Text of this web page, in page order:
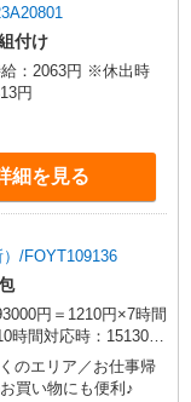
市、加須市、狭山
、美里町 【東京都】
神奈川県】横浜市
・鶴見区・都筑
市、平塚市 【福島
県】仙台市（若林
静岡県】浜松市南区、
知県】東海市、豊橋
【岐阜県】安八町
、豊前市、苅田町
付け
：2063円 ※休出時
円
細を見る
/FOYT109136
円＝1210円×7時間
時間対応時：15130
※交通費実費支給／
のエリア／お仕事帰
買い物にも便利♪